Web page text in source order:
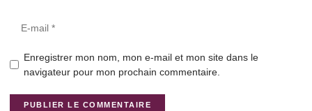
Enregistrer mon nom, mon e-mail et mon site dans le
navigateur pour mon prochain commentaire.